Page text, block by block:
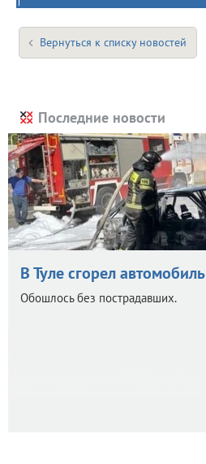
Вернуться к списку новостей
Последние новости
В Туле сгорел автомобиль
Обошлось без пострадавших.